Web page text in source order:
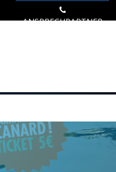
ANSPRECHPARTNER